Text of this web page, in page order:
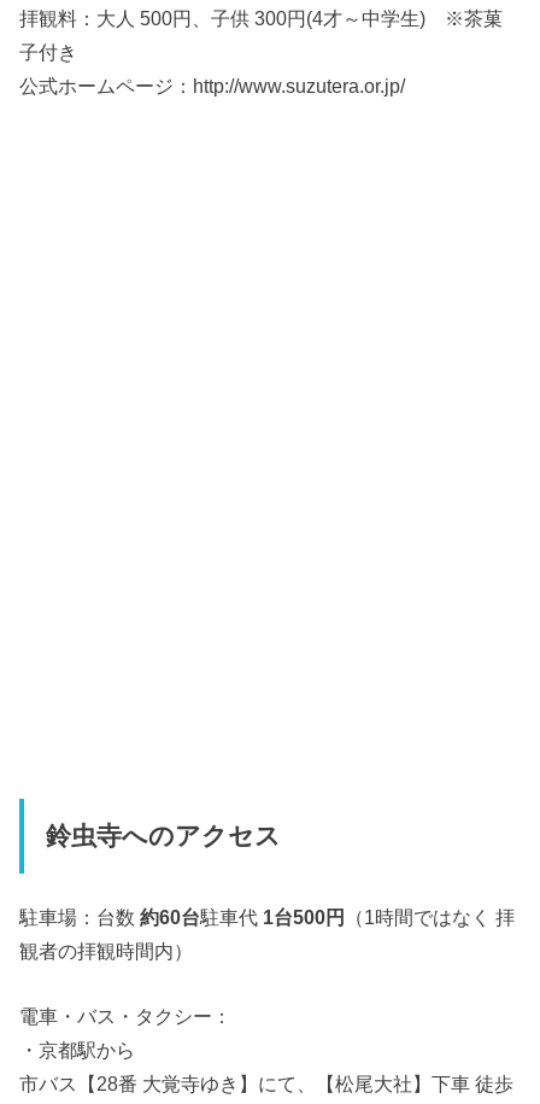
拝観料：大人 500円、子供 300円(4才～中学生) ※茶菓
子付き
公式ホームページ：http://www.suzutera.or.jp/
鈴虫寺へのアクセス
駐車場：台数約60台駐車代 1台500円
（1時間ではなく 拝
観者の拝観時間内）
電車・バス・タクシー：
・京都駅から
市バス【28番 大覚寺ゆき】にて、【松尾大社】下車 徒歩